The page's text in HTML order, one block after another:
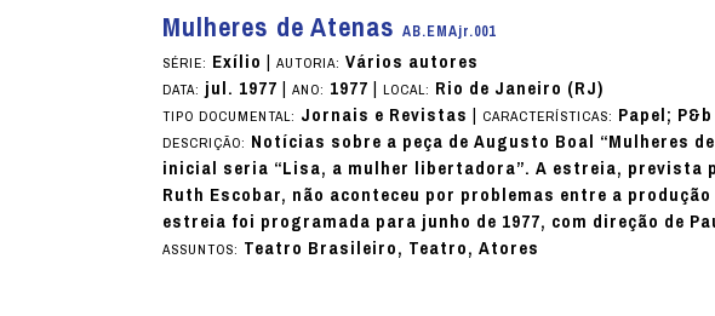
Mulheres de AtenasAB.EMAjr.001
SÉRIE: Exílio |AUTORIA:Vários autores
DATA:jul. 1977|ANO: 1977|LOCAL: Rio de Janeiro (RJ)
TIPO DOCUMENTAL: Jornais e Revistas | CARACTERÍSTICAS: Papel; P&b
DESCRIÇÃO: Notícias sobre a peça de Augusto Boal “Mulheres
inicial seria “Lisa, a mulher libertadora”. A estreia, prevista
Ruth Escobar, não aconteceu por problemas entre a
estreia foi programada para junho de 1977, com direção de
ASSUNTOS: Teatro Brasileiro, Teatro, Atores